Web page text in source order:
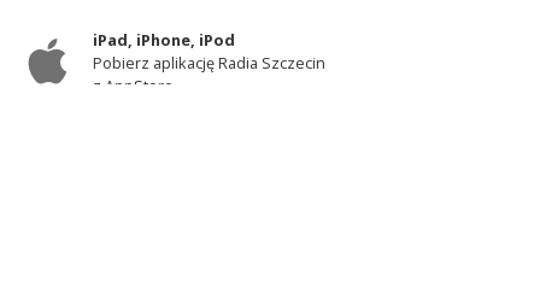
iPad, iPhone, iPod
Pobierz aplikację Radia Szczecin
z AppStore